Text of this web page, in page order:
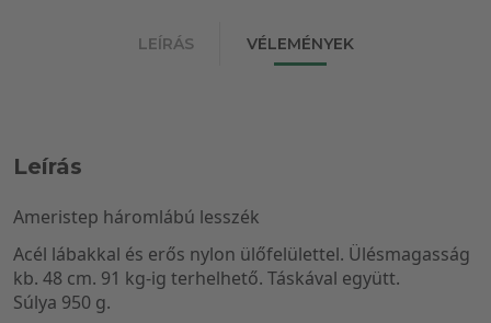
LEÍRÁS VÉLEMÉNYEK
Leírás
Ameristep háromlábú lesszék
Acél lábakkal és erős nylon ülőfelülettel. Ülésmagasság
kb. 48 cm. 91 kg-ig terhelhető. Táskával együtt.
Súlya 950 g.